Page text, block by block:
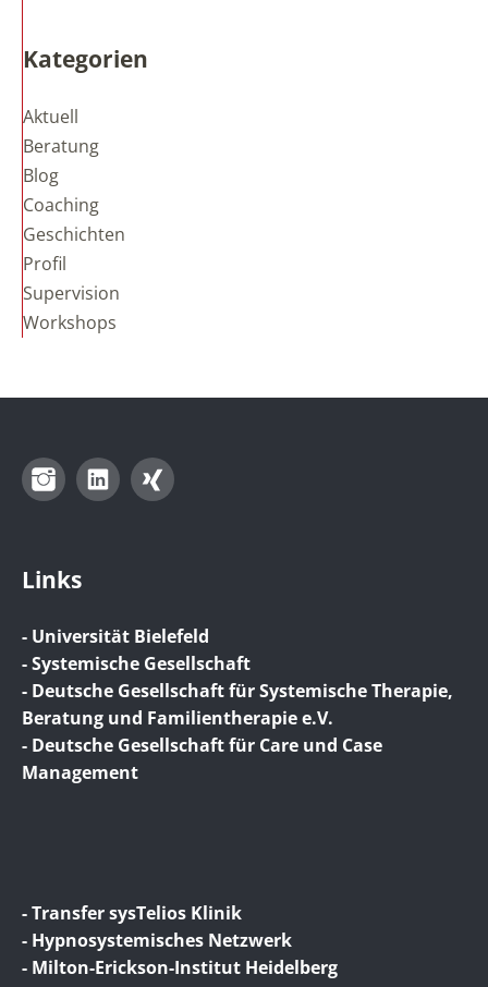
Kategorien
Aktuell
Beratung
Blog
Coaching
Geschichten
Profil
Supervision
Workshops
InstagramLinkedIn
Links
- Universität Bielefeld
- Systemische Gesellschaft
- Deutsche Gesellschaft für Systemische Therapie,
Beratung und Familientherapie e.V.
- Deutsche Gesellschaft für Care und Case
Management
- Transfer sysTelios Klinik
- Hypnosystemisches Netzwerk
- Milton-Erickson-Institut Heidelberg